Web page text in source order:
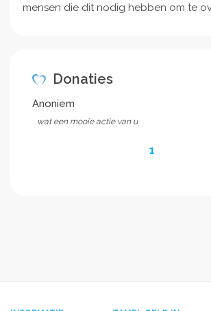
mensen die dit nodig hebben om te
Donaties
Anoniem
wat een mooie actie van u
1